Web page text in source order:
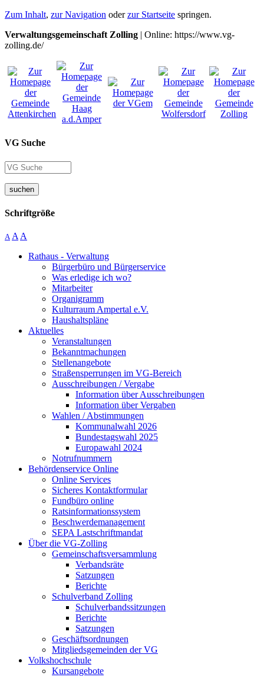
Zum Inhalt, zur Navigation oderzur Startseite springen.
Verwaltungsgemeinschaft Zolling | Online: https://www.vg-
zolling.de/
VG Suche
suchen
Schriftgröße
A A A
Rathaus - Verwaltung
Bürgerbüro und Bürgerservice
Was erledige ich wo?
Mitarbeiter
Organigramm
Kulturraum Ampertal e.V.
Haushaltspläne
Aktuelles
Veranstaltungen
Bekanntmachungen
Stellenangebote
Straßensperrungen im VG-Bereich
Ausschreibungen / Vergabe
Information über Ausschreibungen
Information über Vergaben
Wahlen / Abstimmungen
Kommunalwahl 2026
Bundestagswahl 2025
Europawahl 2024
Notrufnummern
Behördenservice Online
Online Services
Sicheres Kontaktformular
Fundbüro online
Ratsinformationssystem
Beschwerdemanagement
SEPA Lastschriftmandat
Über die VG-Zolling
Gemeinschaftsversammlung
Verbandsräte
Satzungen
Berichte
Schulverband Zolling
Schulverbandssitzungen
Berichte
Satzungen
Geschäftsordnungen
Mitgliedsgemeinden der VG
Volkshochschule
Kursangebote